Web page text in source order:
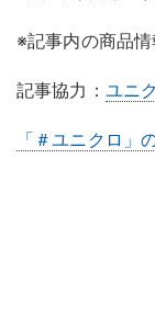
※記事内の商品
記事協力： ユニ
「＃ユニクロ」